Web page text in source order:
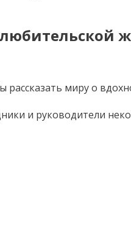
рассказать миру о
и руководители